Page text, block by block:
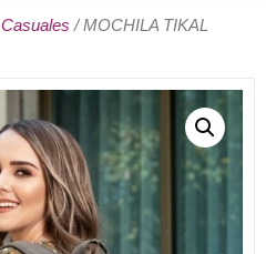
Casuales / MOCHILA TIKAL